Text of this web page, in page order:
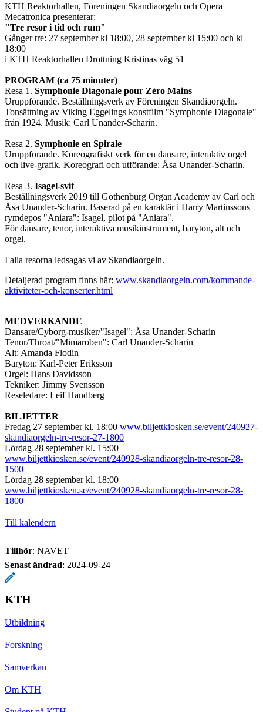
KTH Reaktorhallen, Föreningen Skandiaorgeln och Opera
Mecatronica presenterar:
"Tre resor i tid och rum"
Gånger tre: 27 september kl 18:00, 28 september kl 15:00 och kl
18:00
i KTH Reaktorhallen Drottning Kristinas väg 51
PROGRAM (ca 75 minuter)
Resa 1. Symphonie Diagonale pour Zéro Mains
Uruppförande. Beställningsverk av Föreningen Skandiaorgeln.
Tonsättning av Viking Eggelings konstfilm "Symphonie Diagonale"
från 1924. Musik: Carl Unander-Scharin.
Resa 2. Symphonie en Spirale
Uruppförande. Koreografiskt verk för en dansare, interaktiv orgel
och live-grafik. Koreografi och utförande: Åsa Unander-Scharin.
Resa 3. Isagel-svit
Beställningsverk 2019 till Gothenburg Organ Academy av Carl och
Åsa Unander-Scharin. Baserad på en karaktär i Harry Martinssons
rymdepos "Aniara": Isagel, pilot på "Aniara".
För dansare, tenor, interaktiva musikinstrument, baryton, alt och
orgel.
I alla resorna ledsagas vi av Skandiaorgeln.
Detaljerad program finns här: www.skandiaorgeln.com/kommande-
aktiviteter-och-konserter.html
MEDVERKANDE
Dansare/Cyborg-musiker/"Isagel": Åsa Unander-Scharin
Tenor/Throat/"Mimaroben": Carl Unander-Scharin
Alt: Amanda Flodin
Baryton: Karl-Peter Eriksson
Orgel: Hans Davidsson
Tekniker: Jimmy Svensson
Reseledare: Leif Handberg
BILJETTER
Fredag 27 september kl. 18:00 www.biljettkiosken.se/event/240927-
skandiaorgeln-tre-resor-27-1800
Lördag 28 september kl. 15:00
www.biljettkiosken.se/event/240928-skandiaorgeln-tre-resor-28-
1500
Lördag 28 september kl. 18:00
www.biljettkiosken.se/event/240928-skandiaorgeln-tre-resor-28-
1800
Till kalendern
Tillhör: NAVET
Senast ändrad: 2024-09-24
KTH
Utbildning
Forskning
Samverkan
Om KTH